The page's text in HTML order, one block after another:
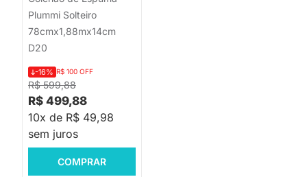
Plummi Solteiro
78cmx1,88mx14cm
D20
R$ 599,88
-16% R$ 100 OFF
R$ 499,88
10x de R$ 49,98
sem juros
COMPRAR